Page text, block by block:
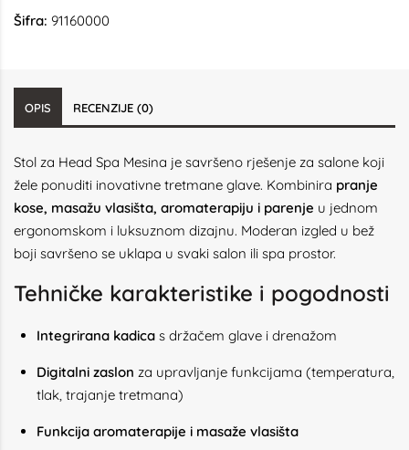
Šifra: 91160000
OPIS RECENZIJE (0)
Stol za Head Spa Mesina je savršeno rješenje za salone koji
žele ponuditi inovativne tretmane glave. Kombinira pranje
kose, masažu vlasišta, aromaterapiju i parenje u jednom
ergonomskom i luksuznom dizajnu. Moderan izgled u bež
boji savršeno se uklapa u svaki salon ili spa prostor.
Tehničke karakteristike i pogodnosti
Integrirana kadica s držačem glave i drenažom
Digitalni zaslon za upravljanje funkcijama (temperatura,
tlak, trajanje tretmana)
Funkcija aromaterapije i masaže vlasišta